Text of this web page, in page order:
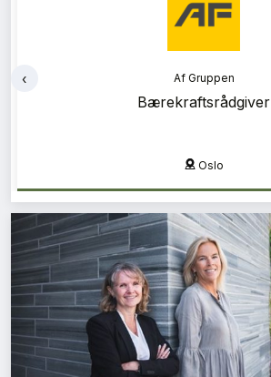
Af Gruppen
Bærekraftsrådgiver
Oslo
‹